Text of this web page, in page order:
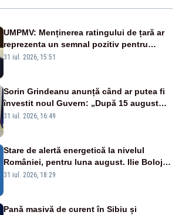
UMPMV: Menținerea ratingului de țară ar
reprezenta un semnal pozitiv pentru
România. Autoritățile trebuie să continue
31 iul. 2026, 15:51
Sorin Grindeanu anunță când ar putea fi
învestit noul Guvern: „După 15 august
sunt șanse mai mari”
31 iul. 2026, 16:49
Stare de alertă energetică la nivelul
României, pentru luna august. Ilie Bolojan
a anunțat importuri și posibile restricții –
31 iul. 2026, 18:29
Pană masivă de curent în Sibiu și